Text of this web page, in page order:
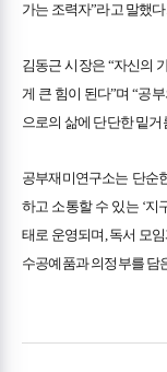
가는 조력자”라고 말했다.
김동근 시장은 “자신의
게 큰 힘이 된다”며 “공
으로의 삶에 단단한 밑
공부재미연구소는 단순
하고 소통할 수 있는 ‘지
태로 운영되며, 독서 모
수공예품과 의정부를 담